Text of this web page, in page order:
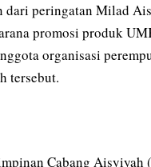
dari peringatan Milad
promosi produk
organisasi
tersebut.
Cabang Aisyiyah